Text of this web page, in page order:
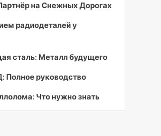
на Снежных Дорогах
радиодеталей у
сталь: Металл будущего
Полное руководство
Что нужно знать